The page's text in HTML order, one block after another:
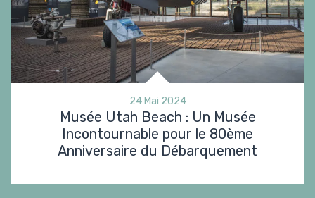
24 Mai 2024
Musée Utah Beach : Un Musée
Incontournable pour le 80ème
Anniversaire du Débarquement